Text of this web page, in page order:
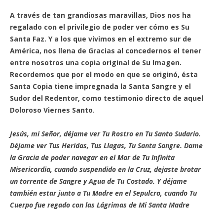
A través de tan grandiosas maravillas, Dios nos ha
regalado con el privilegio de poder ver cómo es Su
Santa Faz. Y a los que vivimos en el extremo sur de
América, nos llena de Gracias al concedernos el tener
entre nosotros una copia original de Su Imagen.
Recordemos que por el modo en que se originó, ésta
Santa Copia tiene impregnada la Santa Sangre y el
Sudor del Redentor, como testimonio directo de aquel
Doloroso Viernes Santo.
Jesús, mi Señor, déjame ver Tu Rostro en Tu Santo Sudario.
Déjame ver Tus Heridas, Tus Llagas, Tu Santa Sangre. Dame
la Gracia de poder navegar en el Mar de Tu Infinita
Misericordia, cuando suspendido en la Cruz, dejaste brotar
un torrente de Sangre y Agua de Tu Costado. Y déjame
también estar junto a Tu Madre en el Sepulcro, cuando Tu
Cuerpo fue regado con las Lágrimas de Mi Santa Madre